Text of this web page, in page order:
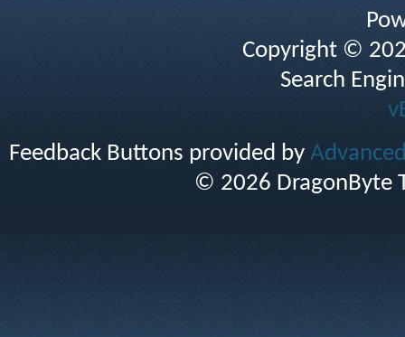
Copyright ©
Search
Feedback Buttons provided by
© 2026 DragonByte